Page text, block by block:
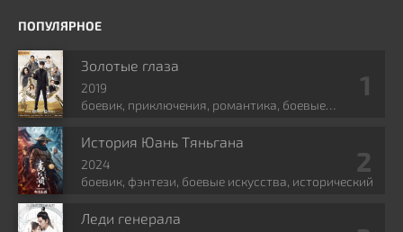
ПОПУЛЯРНОЕ
Золотые глаза
2019
боевик, приключения, романтика, боевые
История Юань Тяньгана
2024
боевик, фэнтези, боевые искусства, исторический
Леди генерала